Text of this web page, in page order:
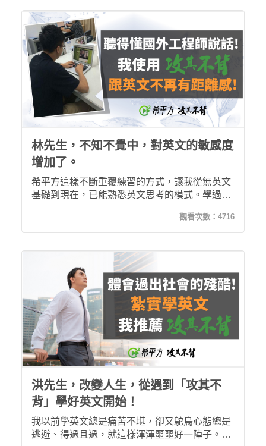
林先生，不知不覺中，對英文的敏感度
增加了。
希平方這樣不斷重覆練習的方式，讓我從無英文
基礎到現在，已能熟悉英文思考的模式。學過攻
地閱讀英文文件、更清楚地了解外國同事所表達
的意思。
觀看次數： 4716
洪先生，改變人生，從遇到「攻其不
背」學好英文開始！
我以前學英文總是痛苦不堪，卻又鴕鳥心態總是
逃避、得過且過，就這樣渾渾噩噩好一陣子。出